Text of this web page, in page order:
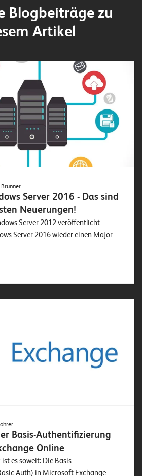
Blogbeiträge zu
Artikel
Server 2016 - Das sind
Neuerungen!
Server 2012 veröffentlicht
Server 2016 wieder einen Major
Basis-Authentifizierung
Online
es soweit: Die Basis-
Auth) in Microsoft Exchange